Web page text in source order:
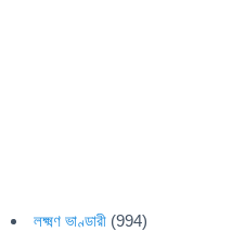
লক্ষ্মণ ভাণ্ডারী (994)